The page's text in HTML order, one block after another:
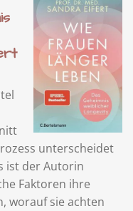
unterscheidet
ist der Autorin
Faktoren ihre
worauf sie achten